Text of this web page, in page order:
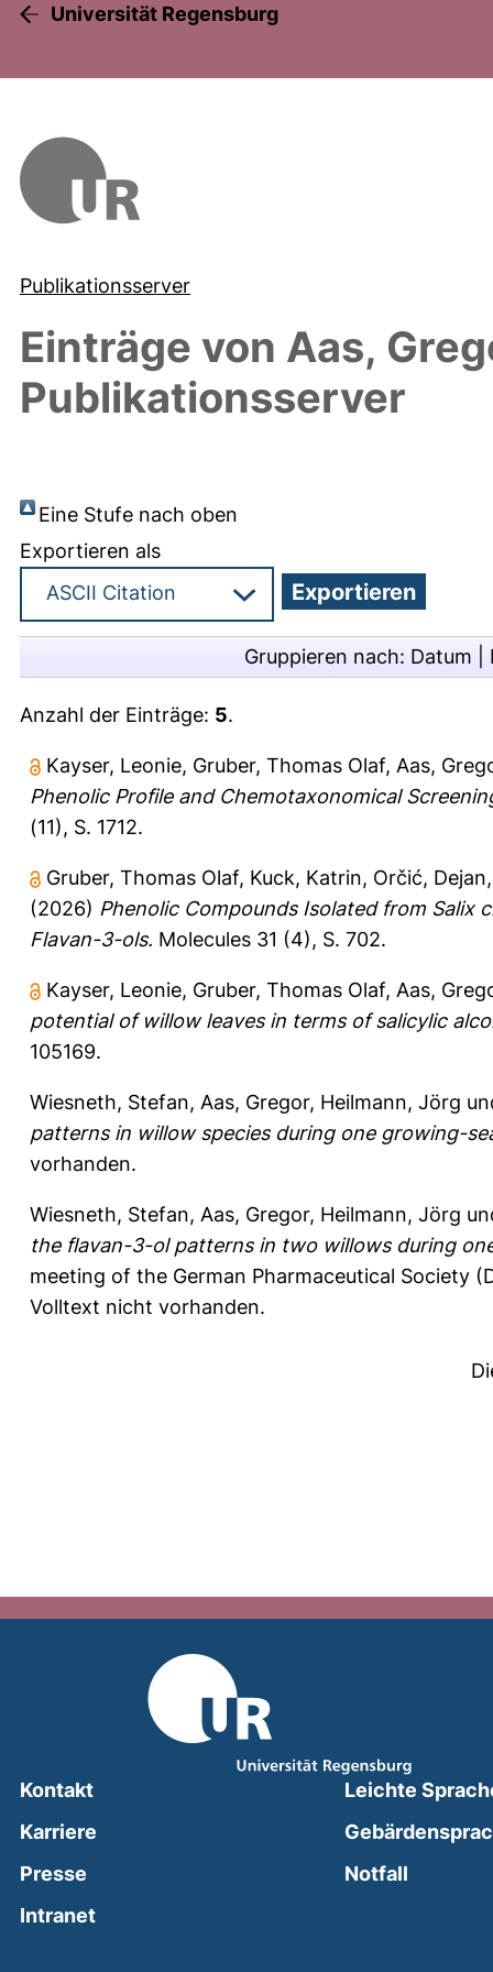
Universität Regensburg
Publikationsserver
Einträge von Aas,
Publikationsserver
Eine Stufe nach oben
Exportieren als
Gruppieren nach: Datum
Anzahl der Einträge: 5.
Kayser, Leonie, Gruber, Thomas Olaf, Aas,
Phenolic Profile and Chemotaxonomical
(11), S. 1712.
Gruber, Thomas Olaf, Kuck, Katrin, Orčić, Dejan
(2026) Phenolic Compounds Isolated from Salix
Flavan-3-ols. Molecules 31 (4), S. 702.
Kayser, Leonie, Gruber, Thomas Olaf, Aas,
potential of willow leaves in terms of salicylic
105169.
Wiesneth, Stefan, Aas, Gregor, Heilmann, Jörg
patterns in willow species during one growing-
vorhanden.
Wiesneth, Stefan, Aas, Gregor, Heilmann, Jörg
the flavan-3-ol patterns in two willows during
meeting of the German Pharmaceutical Society
Volltext nicht vorhanden.
Kontakt
Karriere
Presse
Intranet(external link, opens in a new window)
Leichte
Notfall